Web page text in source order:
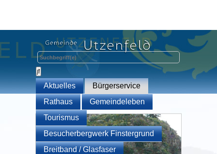
Aktuelles
Bürgerservice
Rathaus
Gemeindeleben
Tourismus
Besucherbergwerk Finstergrund
Breitband / Glasfaser